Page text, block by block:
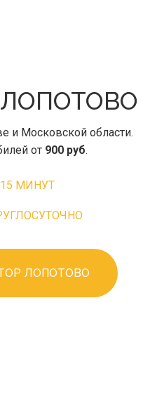
и Московской области.
от 900 руб.
МИНУТ
ЛОПОТОВО